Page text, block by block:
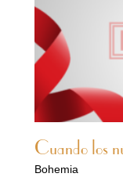
Cuando los
Bohemia